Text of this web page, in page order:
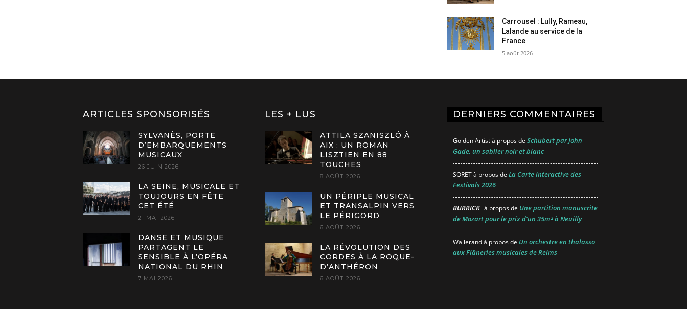
Carrousel : Lully, Rameau,
Lalande au service de la
France
5 août 2026
ARTICLES SPONSORISÉS
SYLVANÈS, PORTE
D’EMBARQUEMENTS
MUSICAUX
26 JUIN 2026
LA SEINE, MUSICALE ET
TOUJOURS EN FÊTE
CET ÉTÉ
21 MAI 2026
DANSE ET MUSIQUE
PARTAGENT LE
SENSIBLE À L’OPÉRA
NATIONAL DU RHIN
7 MAI 2026
LES + LUS
ATTILA SZANISZLÓ À
AIX : UN ROMAN
LISZTIEN EN 88
TOUCHES
8 AOÛT 2026
UN PÉRIPLE MUSICAL
ET TRANSALPIN VERS
LE PÉRIGORD
6 AOÛT 2026
LA RÉVOLUTION DES
CORDES À LA ROQUE-
D’ANTHÉRON
6 AOÛT 2026
DERNIERS COMMENTAIRES
Golden Artistà propos de Schubert par John
Gade, un sablier noir et blanc
SORETà propos de La Carte interactive des
Festivals 2026
BURRICK à propos de Une partition manuscrite
de Mozart pour le prix d’un 35m² à Neuilly
Wallerandà propos de Un orchestre en thalasso
aux Flâneries musicales de Reims